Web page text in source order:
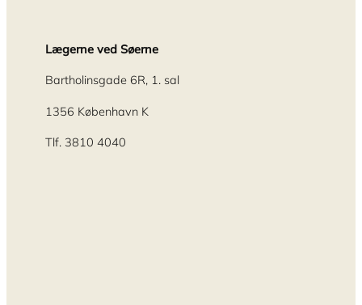
Lægerne ved Søerne
Bartholinsgade 6R, 1. sal
1356 København K
Tlf. 3810 4040